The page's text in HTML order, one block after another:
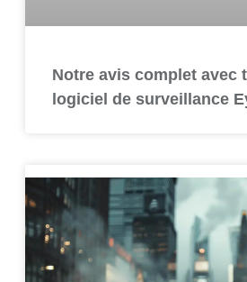
Notre avis complet avec
logiciel de surveillance